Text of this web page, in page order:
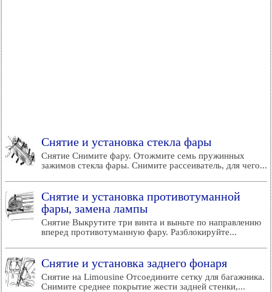
Снятие и установка стекла фары
Снятие Снимите фару. Отожмите семь пружинных
зажимов стекла фары. Снимите рассеиватель, для чего...
Снятие и установка противотуманной
фары, замена лампы
Снятие Выкрутите три винта и выньте по направлению
вперед противотуманную фару. Разблокируйте...
Снятие и установка заднего фонаря
Снятие на Limousine Отсоедините сетку для багажника.
Снимите среднее покрытие жести задней стенки,...